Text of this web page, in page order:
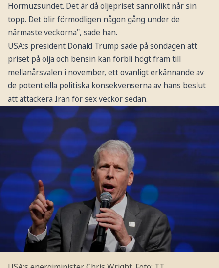
Hormuzsundet. Det är då oljepriset sannolikt når sin
topp. Det blir förmodligen någon gång under de
närmaste veckorna", sade han.
USA:s president Donald Trump sade på söndagen att
priset på olja och bensin kan förbli högt fram till
mellanårsvalen i november, ett ovanligt erkännande av
de potentiella politiska konsekvenserna av hans beslut
att attackera Iran för sex veckor sedan.